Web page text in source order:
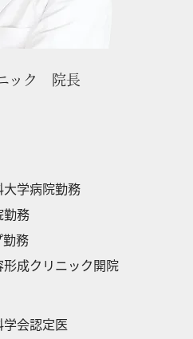
ック 院長
学病院勤務
勤務
務
成クリニック開院
会認定医